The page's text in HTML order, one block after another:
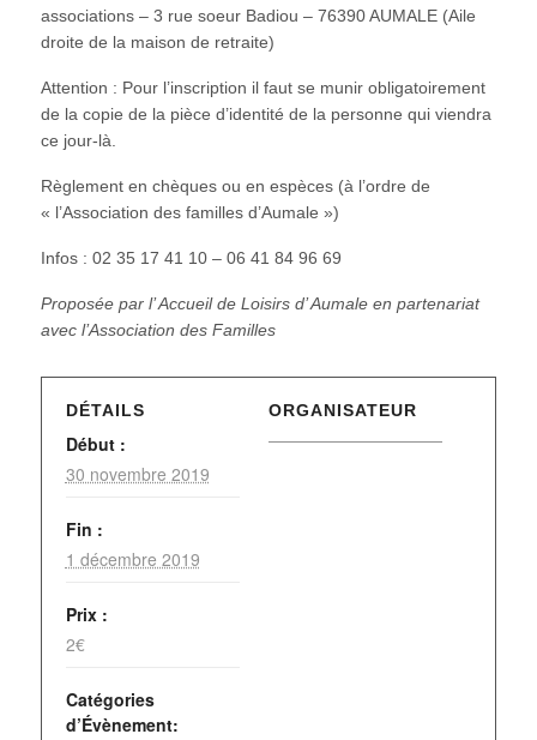
associations – 3 rue soeur Badiou – 76390 AUMALE (Aile
droite de la maison de retraite)
Attention : Pour l’inscription il faut se munir obligatoirement
de la copie de la pièce d’identité de la personne qui viendra
ce jour-là.
Règlement en chèques ou en espèces (à l’ordre de
« l’Association des familles d’Aumale »)
Infos : 02 35 17 41 10 – 06 41 84 96 69
Proposée par l’ Accueil de Loisirs d’ Aumale en partenariat
avec l’Association des Familles
DÉTAILS
Début :
30 novembre 2019
Fin :
1 décembre 2019
Prix :
2€
Catégories
d’Évènement:
ORGANISATEUR